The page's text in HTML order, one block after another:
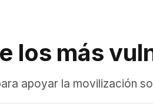
los más
apoyar la movilización